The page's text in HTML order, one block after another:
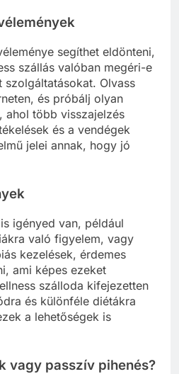
segíthet eldönteni,
szállás valóban megéri-e
szolgáltatásokat. Olvass
és próbálj olyan
ahol több visszajelzés
és a vendégek
jelei annak, hogy jó
igényed van, például
való figyelem, vagy
kezelések, érdemes
ami képes ezeket
szálloda kifejezetten
és különféle diétákra
a lehetőségek is
vagy passzív pihenés?